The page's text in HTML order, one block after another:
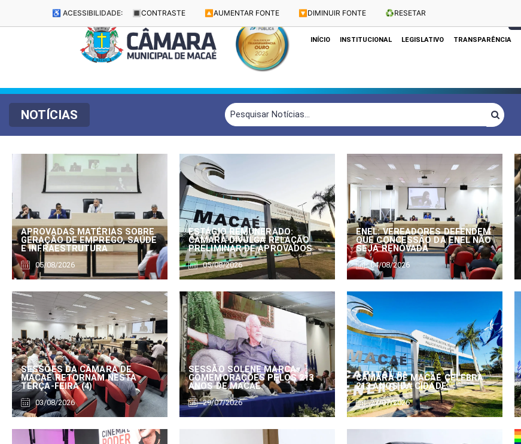
♿ ACESSIBILIDADE: 🔳 CONTRASTE 🔼 AUMENTAR FONTE 🔽 DIMINUIR FONTE ♻️RESETAR
Dias e Horários das Sessões: Terças e Quartas às 10h
INÍCIO INSTITUCIONAL LEGISLATIVO TRANSPARÊNCIA
NOTÍCIAS
APROVADAS MATÉRIAS SOBRE
GERAÇÃO DE EMPREGO, SAÚDE
E INFRAESTRUTURA
05/08/2026
ESTÁGIO REMUNERADO:
CÂMARA DIVULGA RELAÇÃO
PRELIMINAR DE APROVADOS
05/08/2026
ENEL: VEREADORES DEFENDEM
QUE CONCESSÃO DA ENEL NÃO
SEJA RENOVADA
04/08/2026
SESSÕES DA CÂMARA DE
MACAÉ RETORNAM NESTA
TERÇA-FEIRA (4)
03/08/2026
SESSÃO SOLENE MARCA
COMEMORAÇÕES PELOS 213
ANOS DE MACAÉ
29/07/2026
CÂMARA DE MACAÉ CELEBRA
213 ANOS DA CIDADE
27/07/2026